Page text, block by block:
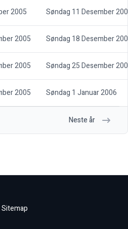
2005 Søndag 11 Desember
2005 Søndag 18 Desember
2005 Søndag 25 Desember
2005 Søndag 1 Januar 2006
Neste år
Sitemap